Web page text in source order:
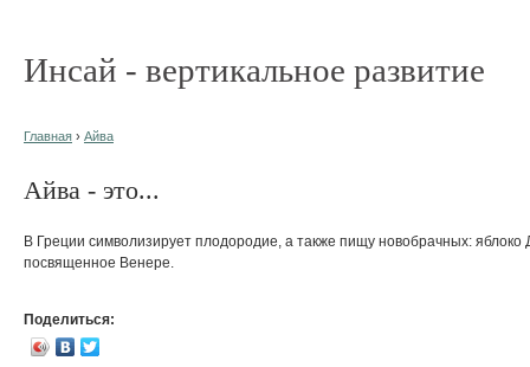
Инсай - вертикальное развитие
Главная › Айва
Айва - это...
В Греции символизирует плодородие, а также пищу новобрачных: яблоко
посвященное Венере.
Поделиться: